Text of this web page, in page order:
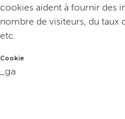
cookies aident à fournir des
nombre de visiteurs, du taux
etc.
Cookie
_ga